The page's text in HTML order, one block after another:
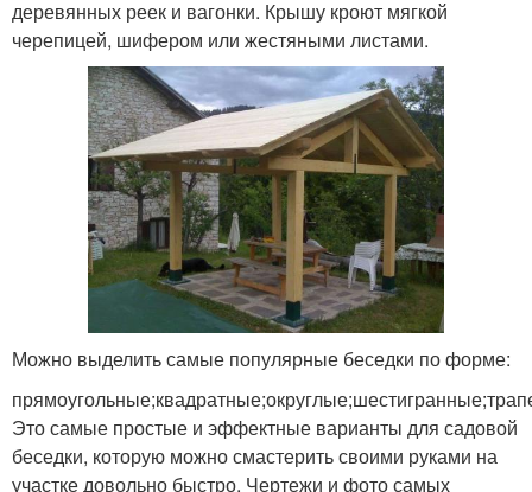
деревянных реек и вагонки. Крышу кроют мягкой
черепицей, шифером или жестяными листами.
Можно выделить самые популярные беседки по форме:
Это самые простые и эффектные варианты для садовой
беседки, которую можно смастерить своими руками на
участке довольно быстро. Чертежи и фото самых